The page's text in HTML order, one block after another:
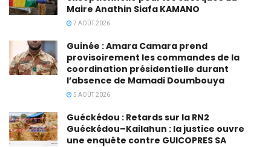
Maire Anathin Siafa KAMANO
7 AOÛT 2026
Guinée : Amara Camara prend
provisoirement les commandes de la
coordination présidentielle durant
l’absence de Mamadi Doumbouya
5 AOÛT 2026
Guéckédou : Retards sur la RN2
Guéckédou–Kailahun : la justice ouvre
une enquête contre GUICOPRES SA